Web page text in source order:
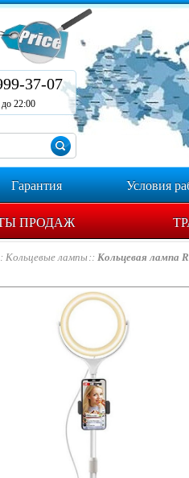
37-07
22:00
Гарантия Условия
ПРОДАЖ
Кольцевые лампы Кольцевая лампа